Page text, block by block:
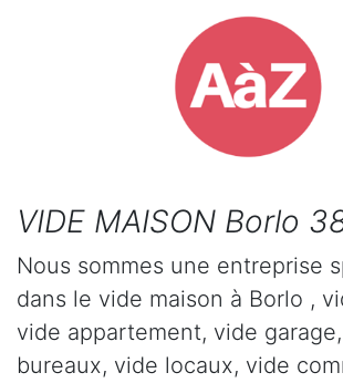
VIDE MAISON Borlo
Nous sommes une entreprise
dans le vide maison à Borlo ,
vide appartement, vide
bureaux, vide locaux, vide